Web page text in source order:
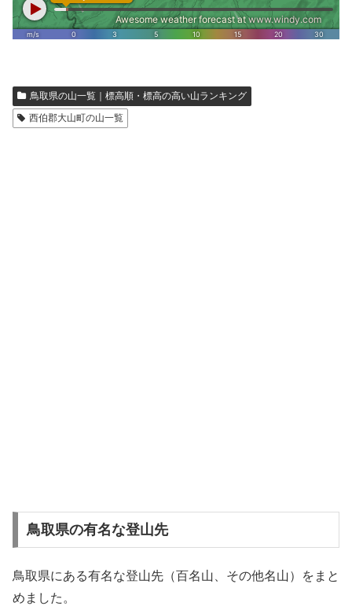
鳥取県の山一覧｜標高順・標高の高い山ランキング
西伯郡大山町の山一覧
鳥取県の有名な登山先
鳥取県にある有名な登山先（百名山、その他名山）をまと
めました。